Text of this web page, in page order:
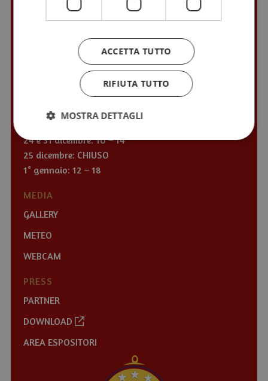
Tutti i giorni (lun – sab): 9 – 17
Domenica e 6 gennaio 2027: 10 – 13 / 14 – 17
24 e 31 dicembre: 9 – 13
25 – 26 dicembre: CHIUSO
1° gennaio: CHIUSO
ORARIO INFOPOINT
24 e 31 dicembre: 10 – 14
25 dicembre: CHIUSO
1° gennaio: 12 – 18
MEDIA
GALLERY
METEO
WEBCAM
PRESS
PARTNER
DOWNLOAD
AREA ESPOSITORI
ACCETTA TUTTO
RIFIUTA TUTTO
MOSTRA DETTAGLI